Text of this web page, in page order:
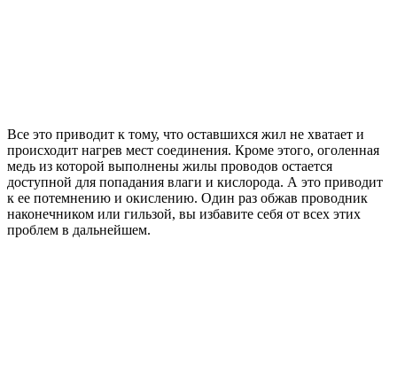
Все это приводит к тому, что оставшихся жил не хватает и
происходит нагрев мест соединения. Кроме этого, оголенная
медь из которой выполнены жилы проводов остается
доступной для попадания влаги и кислорода. А это приводит
к ее потемнению и окислению. Один раз обжав проводник
наконечником или гильзой, вы избавите себя от всех этих
проблем в дальнейшем.